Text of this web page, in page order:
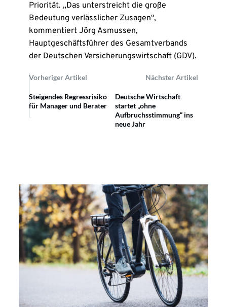
Priorität. „Das unterstreicht die große
Bedeutung verlässlicher Zusagen“,
kommentiert Jörg Asmussen,
Hauptgeschäftsführer des Gesamtverbands
der Deutschen Versicherungswirtschaft (GDV).
Vorheriger Artikel Nächster Artikel
Steigendes Regressrisiko
für Manager und Berater
Deutsche Wirtschaft
startet „ohne
Aufbruchsstimmung“ ins
neue Jahr